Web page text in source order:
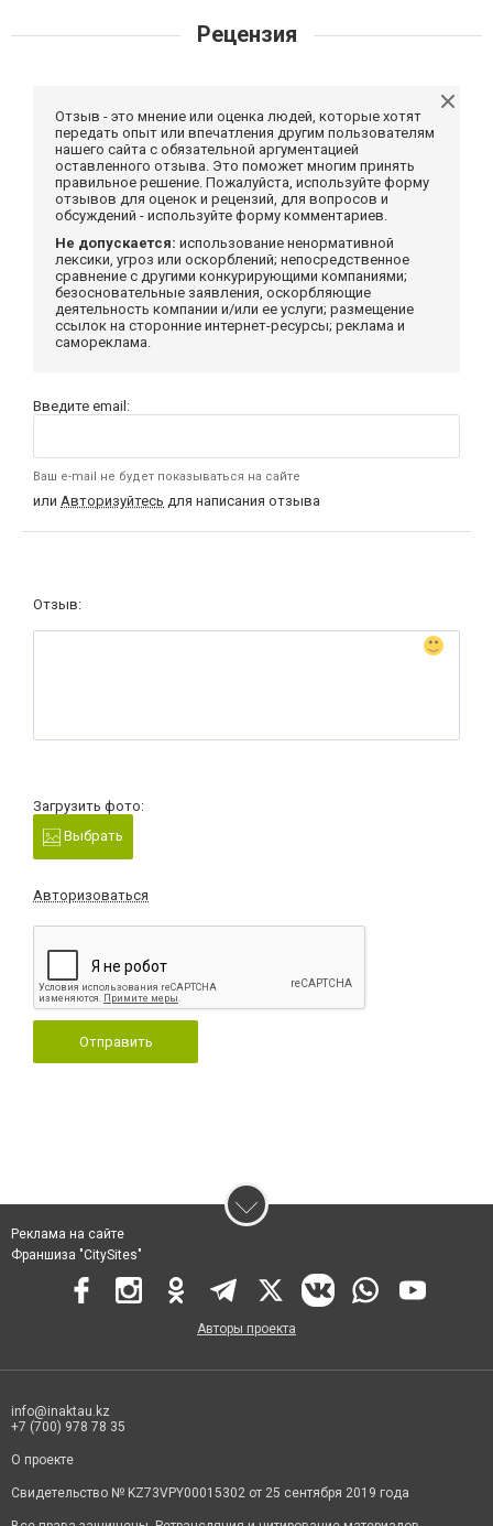
Рецензия
Отзыв - это мнение или оценка людей, которые хотят
передать опыт или впечатления другим пользователям
нашего сайта с обязательной аргументацией
оставленного отзыва. Это поможет многим принять
правильное решение. Пожалуйста, используйте форму
отзывов для оценок и рецензий, для вопросов и
обсуждений - используйте форму комментариев.
Не допускается: использование ненормативной
лексики, угроз или оскорблений; непосредственное
сравнение с другими конкурирующими компаниями;
безосновательные заявления, оскорбляющие
деятельность компании и/или ее услуги; размещение
ссылок на сторонние интернет-ресурсы; реклама и
самореклама.
Введите email:
Ваш e-mail не будет показываться на сайте
или Авторизуйтесь для написания отзыва
Отзыв:
Загрузить фото:
Выбрать
Авторизоваться
Отправить
Реклама на сайте
Франшиза "CitySites"
Авторы проекта
info@inaktau.kz
+7 (700) 978 78 35
О проекте
Свидетельство № KZ73VPY00015302 от 25 сентября 2019 года